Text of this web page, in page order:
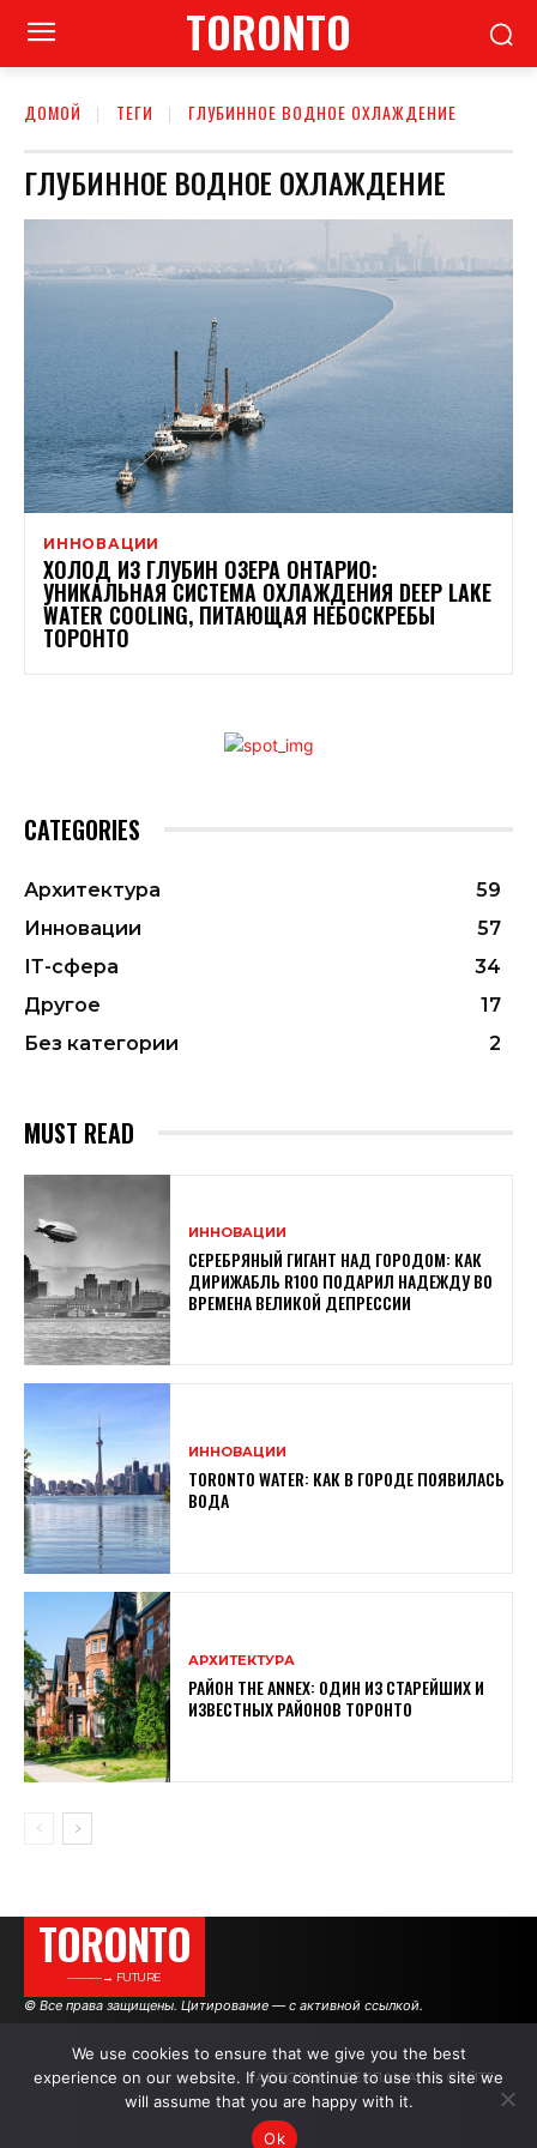
TORONTO
ДОМОЙ ТЕГИ ГЛУБИННОЕ ВОДНОЕ ОХЛАЖДЕНИЕ
ГЛУБИННОЕ ВОДНОЕ ОХЛАЖДЕНИЕ
ИННОВАЦИИ
ХОЛОД ИЗ ГЛУБИН ОЗЕРА ОНТАРИО:
УНИКАЛЬНАЯ СИСТЕМА ОХЛАЖДЕНИЯ DEEP LAKE
WATER COOLING, ПИТАЮЩАЯ НЕБОСКРЕБЫ
ТОРОНТО
CATEGORIES
Архитектура
59
Инновации
57
ІТ-сфера
34
Другое
17
Без категории
2
MUST READ
ИННОВАЦИИ
СЕРЕБРЯНЫЙ ГИГАНТ НАД ГОРОДОМ: КАК
ДИРИЖАБЛЬ R100 ПОДАРИЛ НАДЕЖДУ ВО
ВРЕМЕНА ВЕЛИКОЙ ДЕПРЕССИИ
ИННОВАЦИИ
TORONTO WATER: КАК В ГОРОДЕ ПОЯВИЛАСЬ
ВОДА
АРХИТЕКТУРА
РАЙОН THE ANNEX: ОДИН ИЗ СТАРЕЙШИХ И
ИЗВЕСТНЫХ РАЙОНОВ ТОРОНТО
TORONTO
———→ FUTURE
© Все права защищены. Цитирование — с активной ссылкой.
АВТОРЫ РЕКЛАМА НА САЙТЕ
We use cookies to ensure that we give you the best
experience on our website. If you continue to use this site we
will assume that you are happy with it.
Ok